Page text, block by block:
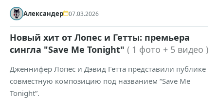
Александер 07.03.2026
Новый хит от Лопес и Гетты: премьера
сингла "Save Me Tonight" ( 1 фото + 5 видео )
Дженнифер Лопес и Дэвид Гетта представили публике
совместную композицию под названием “Save Me
Tonight”.